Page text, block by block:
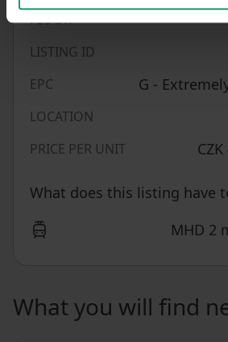
FLOOR
LISTING ID
EPC G -
LOCATION
PRICE PER UNIT
What does this listing have
MHD 2
What you will find